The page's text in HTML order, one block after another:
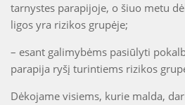
tarnystes parapijoje, o šiuo metu
ligos yra rizikos grupėje;
– esant galimybėms pasiūlyti
parapija ryšį turintiems rizikos
Dėkojame visiems, kurie malda,